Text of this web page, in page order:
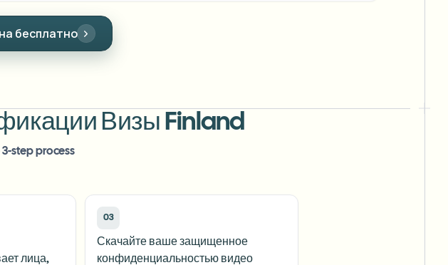
бесплатно
Визы Finland
step process
лица,
03
Скачайте ваше защищенное
конфиденциальностью видео